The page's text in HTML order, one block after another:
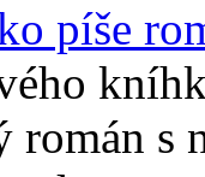
píše
román s